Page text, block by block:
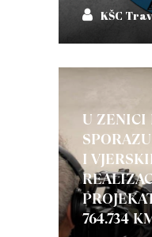
KŠC
U ZENICI
I
764.734